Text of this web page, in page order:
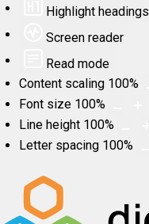
Highlight headings
Screen reader
Read mode
Content scaling 100%
Font size 100%
Line height 100%
Letter spacing 100%